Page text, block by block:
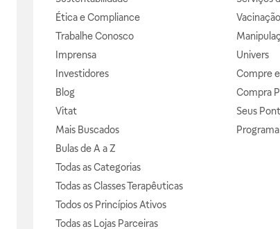
Ética e Compliance
Trabalhe Conosco
Imprensa
Investidores
Blog
Vitat
Mais Buscados
Bulas de A a Z
Todas as Categorias
Todas as Classes Terapêuticas
Todos os Princípios Ativos
Todas as Lojas Parceiras
Univers
Compre
Compra
Seus